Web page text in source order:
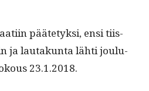
pääte­tyk­si, ensi tiis­
ja lau­takun­ta lähti joulu­
23.1.2018.